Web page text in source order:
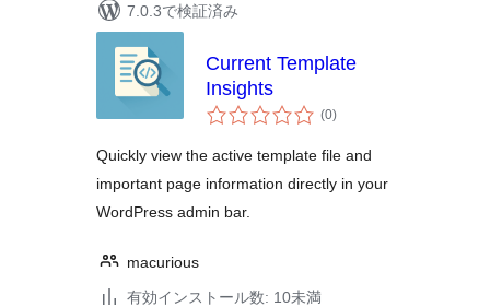
7.0.3で検証済み
Current Template
Insights
(0個
の
価
)
Quickly view the active template file and
important page information directly in your
WordPress admin bar.
macurious
有効インストール数: 10未満